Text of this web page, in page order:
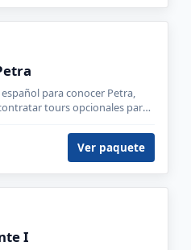
para conocer Petra,
tours opcionales para
Ver paquete
I